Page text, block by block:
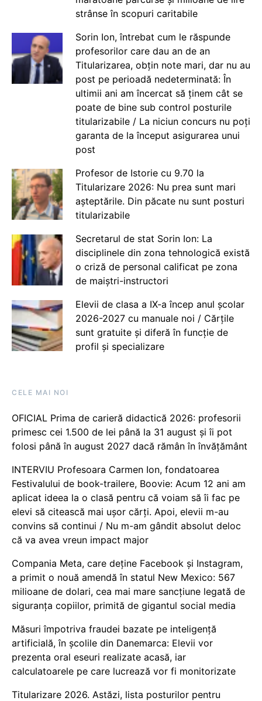
strânse în scopuri caritabile
Sorin Ion, întrebat cum le răspunde
profesorilor care dau an de an
Titularizarea, obțin note mari, dar nu au
post pe perioadă nedeterminată: În
ultimii ani am încercat să ținem cât se
poate de bine sub control posturile
titularizabile / La niciun concurs nu poți
garanta de la început asigurarea unui
post
Profesor de Istorie cu 9.70 la
Titularizare 2026: Nu prea sunt mari
așteptările. Din păcate nu sunt posturi
titularizabile
Secretarul de stat Sorin Ion: La
disciplinele din zona tehnologică există
o criză de personal calificat pe zona
de maiștri-instructori
Elevii de clasa a IX-a încep anul școlar
2026-2027 cu manuale noi / Cărțile
sunt gratuite și diferă în funcție de
profil și specializare
CELE MAI NOI
OFICIAL Prima de carieră didactică 2026: profesorii
primesc cei 1.500 de lei până la 31 august și îi pot
folosi până în august 2027 dacă rămân în învățământ
INTERVIU Profesoara Carmen Ion, fondatoarea
Festivalului de book-trailere, Boovie: Acum 12 ani am
aplicat ideea la o clasă pentru că voiam să îi fac pe
elevi să citească mai ușor cărți. Apoi, elevii m-au
convins să continui / Nu m-am gândit absolut deloc
că va avea vreun impact major
Compania Meta, care deține Facebook și Instagram,
a primit o nouă amendă în statul New Mexico: 567
milioane de dolari, cea mai mare sancțiune legată de
siguranța copiilor, primită de gigantul social media
Măsuri împotriva fraudei bazate pe inteligență
artificială, în școlile din Danemarca: Elevii vor
prezenta oral eseuri realizate acasă, iar
calculatoarele pe care lucrează vor fi monitorizate
Titularizare 2026. Astăzi, lista posturilor pentru